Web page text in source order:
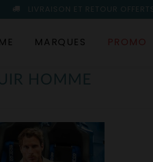
LIVRAISON ET RETOUR OFFERTS
MARQUES PROMO
HOMME